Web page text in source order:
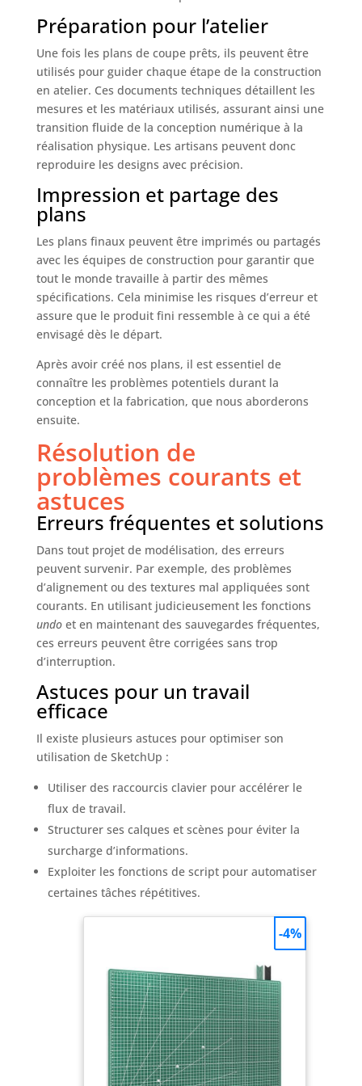
Préparation pour l’atelier
Une fois les plans de coupe prêts, ils peuvent être
utilisés pour guider chaque étape de la construction
en atelier. Ces documents techniques détaillent les
mesures et les matériaux utilisés, assurant ainsi une
transition fluide de la conception numérique à la
réalisation physique. Les artisans peuvent donc
reproduire les designs avec précision.
Impression et partage des
plans
Les plans finaux peuvent être imprimés ou partagés
avec les équipes de construction pour garantir que
tout le monde travaille à partir des mêmes
spécifications. Cela minimise les risques d’erreur et
assure que le produit fini ressemble à ce qui a été
envisagé dès le départ.
Après avoir créé nos plans, il est essentiel de
connaître les problèmes potentiels durant la
conception et la fabrication, que nous aborderons
ensuite.
Résolution de
problèmes courants et
astuces
Erreurs fréquentes et solutions
Dans tout projet de modélisation, des erreurs
peuvent survenir. Par exemple, des problèmes
d’alignement ou des textures mal appliquées sont
courants. En utilisant judicieusement les fonctions
undoet en maintenant des sauvegardes fréquentes,
ces erreurs peuvent être corrigées sans trop
d’interruption.
Astuces pour un travail
efficace
Il existe plusieurs astuces pour optimiser son
utilisation de SketchUp :
Utiliser des raccourcis clavier pour accélérer le
flux de travail.
Structurer ses calques et scènes pour éviter la
surcharge d’informations.
Exploiter les fonctions de script pour automatiser
certaines tâches répétitives.
-4%